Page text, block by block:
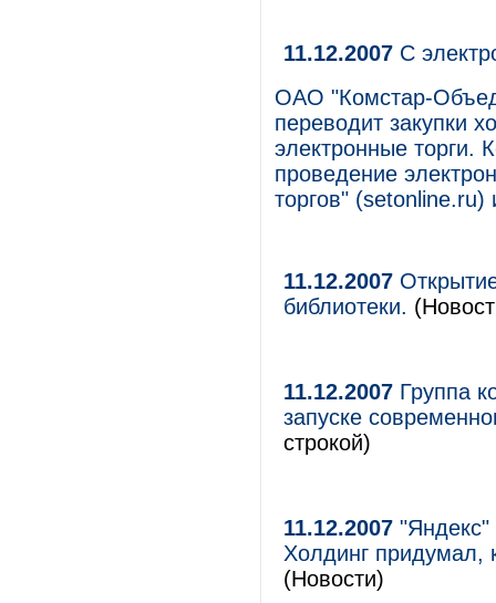
11.12.2007 C
ОАО "Комстар-
переводит закупки
электронные торги.
проведение
торгов"
11.12.2007
библиотеки.
11.12.2007 Группа
запуске
строкой)
11.12.2007 "Яндекс"
Холдинг придумал,
(Новости)